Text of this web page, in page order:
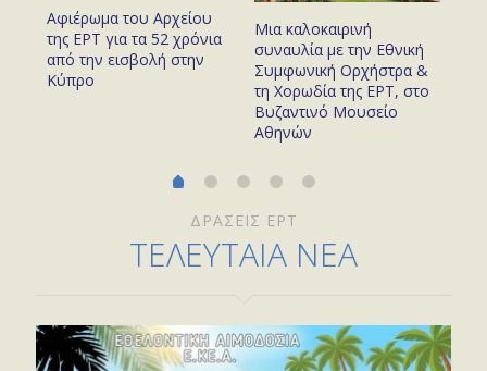
Αφιέρωμα του Αρχείου
της ΕΡΤ για τα 52 χρόνια
από την εισβολή στην
Κύπρο
Μια καλοκαιρινή
συναυλία με την Εθνική
Συμφωνική Ορχήστρα &
τη Χορωδία της ΕΡΤ, στο
Βυζαντινό Μουσείο
Αθηνών
ΔΡΑΣΕΙΣ ΕΡΤ
ΤΕΛΕΥΤΑΙΑ ΝΕΑ